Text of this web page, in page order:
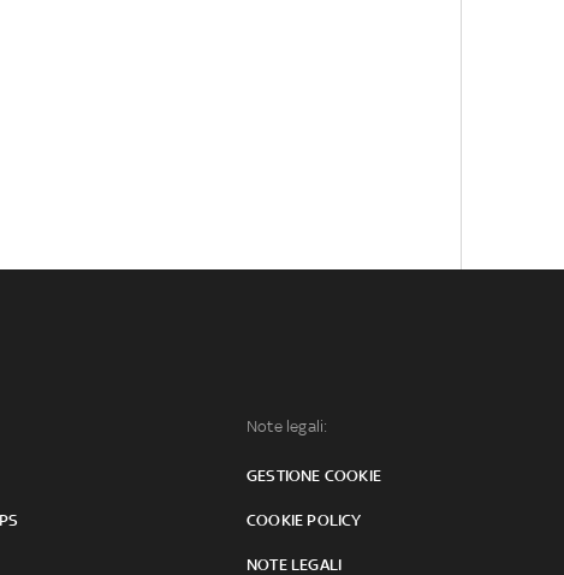
Note legali:
GESTIONE COOKIE
COOKIE POLICY
NOTE LEGALI